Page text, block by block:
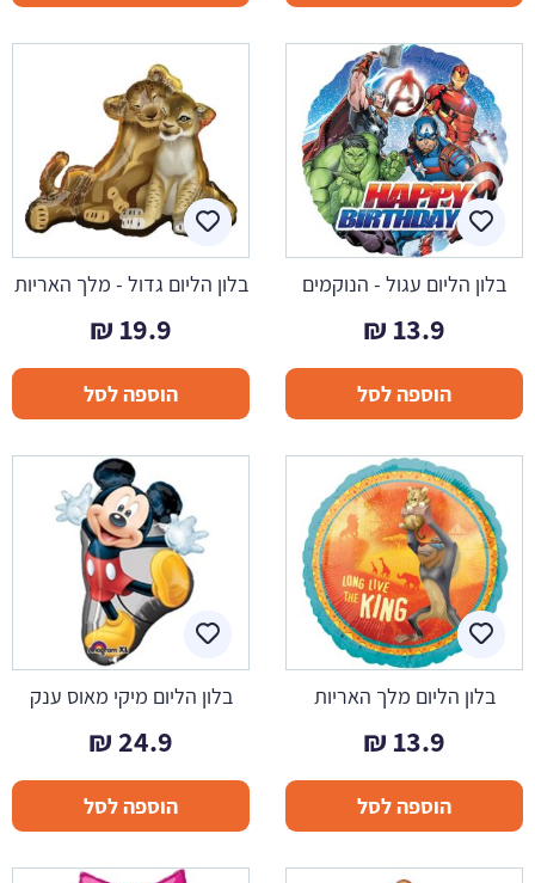
בלון הליום עגול - הנוקמים
13.9
₪
הוספה לסל
בלון הליום גדול - מלך האריות
19.9
₪
הוספה לסל
בלון הליום מלך האריות
13.9
₪
הוספה לסל
בלון הליום מיקי מאוס ענק
24.9
₪
הוספה לסל